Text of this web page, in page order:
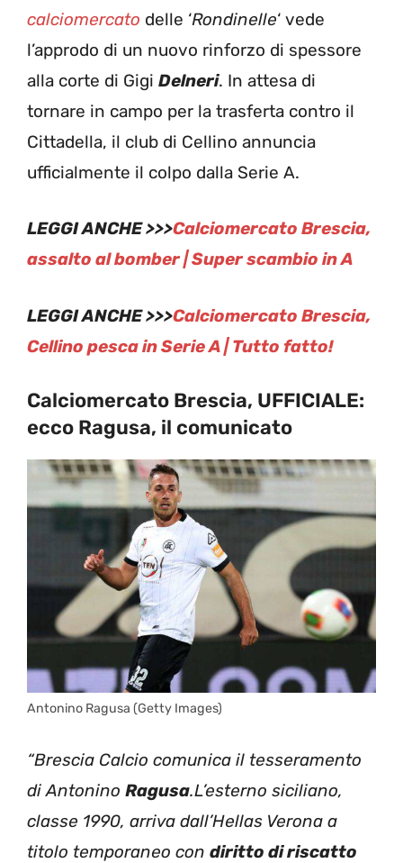
calciomercato delle ‘Rondinelle‘ vede
l’approdo di un nuovo rinforzo di spessore
alla corte di Gigi Delneri. In attesa di
tornare in campo per la trasferta contro il
Cittadella, il club di Cellino annuncia
ufficialmente il colpo dalla Serie A.
LEGGI ANCHE >>>Calciomercato Brescia,
assalto al bomber | Super scambio in A
LEGGI ANCHE >>>Calciomercato Brescia,
Cellino pesca in Serie A | Tutto fatto!
Calciomercato Brescia, UFFICIALE:
ecco Ragusa, il comunicato
Antonino Ragusa (Getty Images)
“Brescia Calcio comunica il tesseramento
di Antonino Ragusa.L’esterno siciliano,
classe 1990, arriva dall’Hellas Verona a
titolo temporaneo con diritto di riscatto